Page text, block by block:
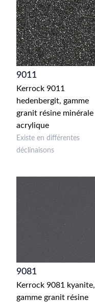
9011
Kerrock 9011
hedenbergit, gamme
granit résine minérale
acrylique
Existe en différentes
déclinaisons
9081
Kerrock 9081 kyanite,
gamme granit résine